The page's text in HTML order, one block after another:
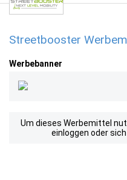
Streetbooster
Werbebanner
Um dieses Werbemittel
einloggen oder sich